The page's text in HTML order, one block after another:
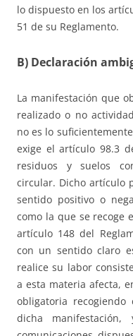
lo dispuesto en los
51 de su Reglamento.
B) Declaración
La manifestación que
realizado o no
no es lo
exige el artículo 98.3
residuos y suelos
circular. Dicho artículo
sentido positivo o
como la que se recoge
artículo 148 del
con un sentido claro
realice su labor
a esta materia afecta,
obligatoria
dicha